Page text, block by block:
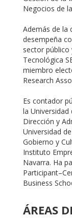
Negocios de
Además de la
desempeña
sector
Tecnológica
miembro
Research
Es contador
la Universidad
Dirección y
Universidad
Gobierno y
Instituto
Navarra. Ha
Business
ÁREAS